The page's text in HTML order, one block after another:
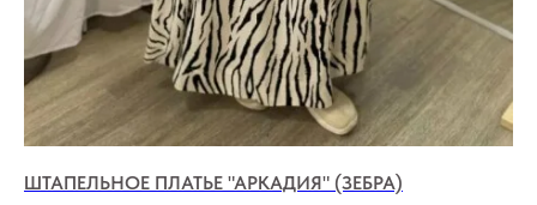
ШТАПЕЛЬНОЕ ПЛАТЬЕ "АРКАДИЯ" (ЗЕБРА)